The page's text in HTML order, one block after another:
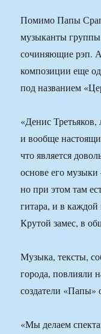
Помимо Папы
музыканты
сочиняющие рэп.
композиции еще
под названием
«Денис
и вообще
что является
основе его
но при этом там
гитара, и в
Крутой замес, в
Музыка, тексты,
города, повлияли
создатели «Папы»
«Мы делаем